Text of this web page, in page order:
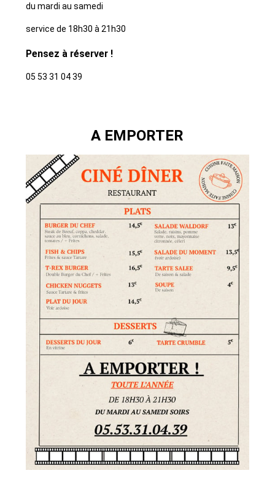
du mardi au samedi
service de 18h30 à 21h30
Pensez à réserver !
05 53 31 04 39
A EMPORTER